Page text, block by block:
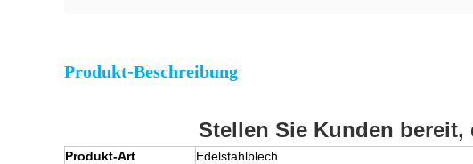
Produkt-Beschreibung
Stellen Sie Kunden
Produkt-Art
Edelstahlblech